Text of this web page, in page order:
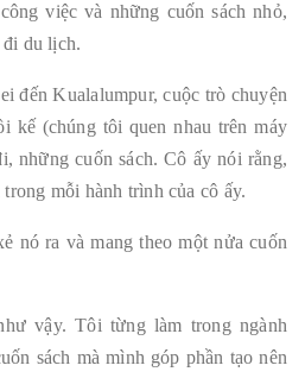
việc và những cuốn sách nhỏ,
du lịch.
đến Kualalumpur, cuộc trò chuyện
kế (chúng tôi quen nhau trên máy
những cuốn sách. Cô ấy nói rằng,
mỗi hành trình của cô ấy.
nó ra và mang theo một nửa cuốn
vậy. Tôi từng làm trong ngành
sách mà mình góp phần tạo nên